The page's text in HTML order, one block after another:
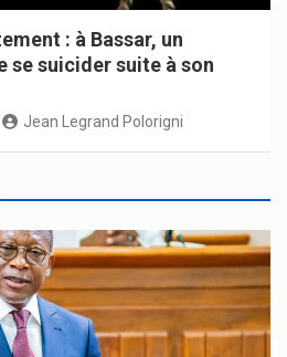
: à Bassar, un
se suicider suite à son
Jean Legrand Polorigni